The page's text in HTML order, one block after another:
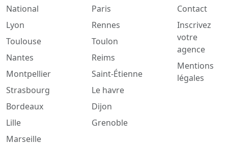
National
Lyon
Toulouse
Nantes
Montpellier
Strasbourg
Bordeaux
Lille
Marseille
Paris
Rennes
Toulon
Reims
Saint-Étienne
Le havre
Dijon
Grenoble
Contact
Inscrivez
votre
agence
Mentions
légales